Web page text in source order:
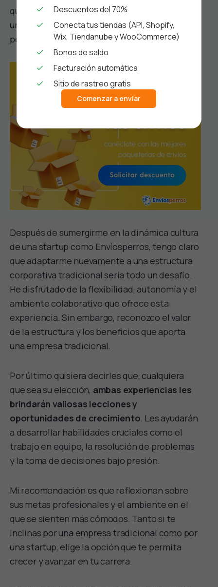
que depende de ti. Esto hace difícil mantener
un equilibrio saludable entre la vida laboral y
personal.
Después de sumergirme en la dinámica cultura
de una startup como Envíosperros, tengo claro
que adaptarme nuevamente a una estructura
corporativa tradicional sería todo un desafío.
He disfrutado de la flexibilidad, autonomía y el
ambiente colaborativo que ofrece esta
experiencia. Sin embargo, reconozco el valor
de la estructura y los beneficios que aporta
una empresa tradicional.
Por último quisiera decirles que, cualquiera
que sea su elección, ambas experiencias les
brindarán valiosas lecciones y
oportunidades de crecimiento . Les ayudarán
a desarrollar habilidades cruciales como el
trabajo en equipo, la resolución de problemas
y la toma de decisiones bajo presión.
Mi recomendación es que reflexionen sobre
sus metas profesionales y el ambiente en el
que se sienten más cómodos. Tanto si te
inclinas por una empresa tradicional como por
una startup, elige la opción que te permita
crecer y avanzar en tu carrera.
Descuentos del 70%
Conecta tus tiendas (API, Shopify,
Wix, Tiendanube y WooCommerce)
Bonos de saldo
Facturación automática
Sitio de rastreo gratis
Comenzar a enviar